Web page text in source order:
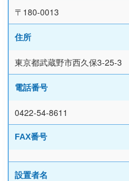
〒180-0013
住所
東京都武蔵野市西久保3-25-3
電話番号
0422-54-8611
FAX番号
設置者名